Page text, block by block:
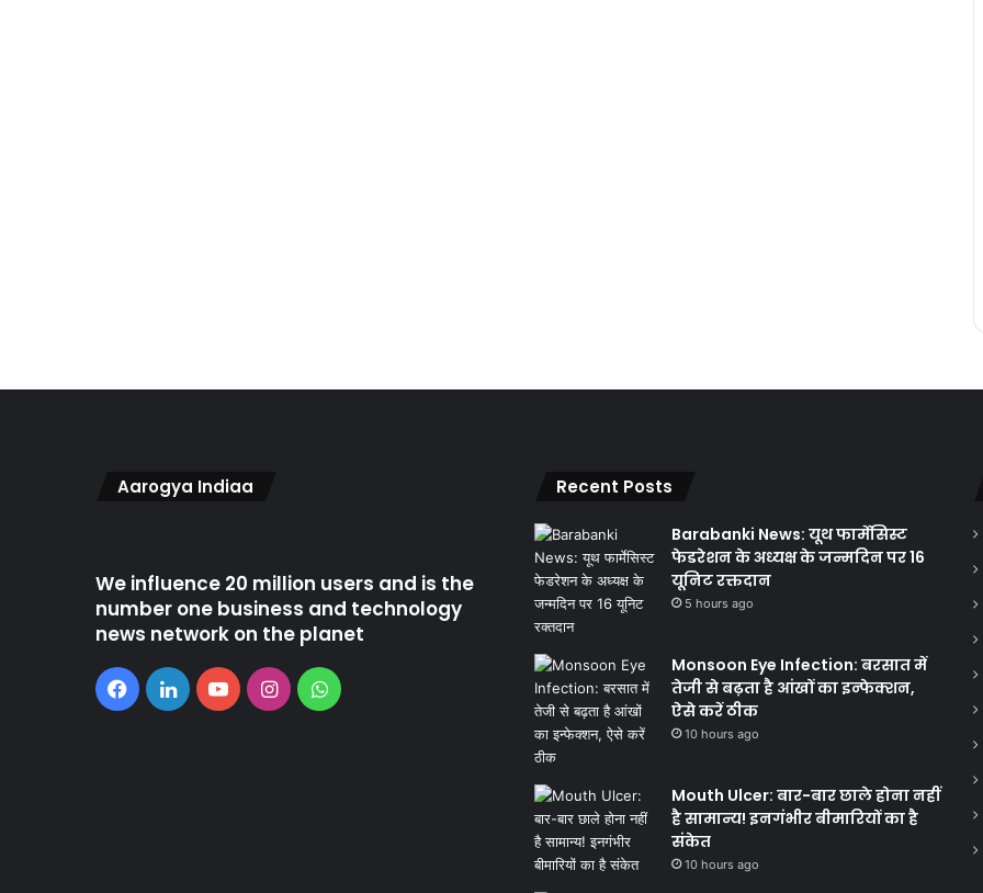
Aarogya Indiaa
We influence 20 million users and is the
number one business and technology
news network on the planet
Facebook
LinkedInYouTubeInstagramWhatsApp
Recent Posts
Barabanki News: यूथ फार्मेसिस्ट
फेडरेशन के अध्यक्ष के जन्मदिन पर 16
यूनिट रक्तदान
5 hours ago
Monsoon Eye Infection: बरसात में
तेजी से बढ़ता है आंखों का इन्फेक्शन,
ऐसे करें ठीक
10 hours ago
Mouth Ulcer: बार-बार छाले होना नहीं
है सामान्य! इनगंभीर बीमारियों का है
संकेत
10 hours ago